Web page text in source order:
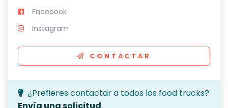
Facebook
Instagram
CONTACTAR
¿Prefieres contactar a todos los food trucks?